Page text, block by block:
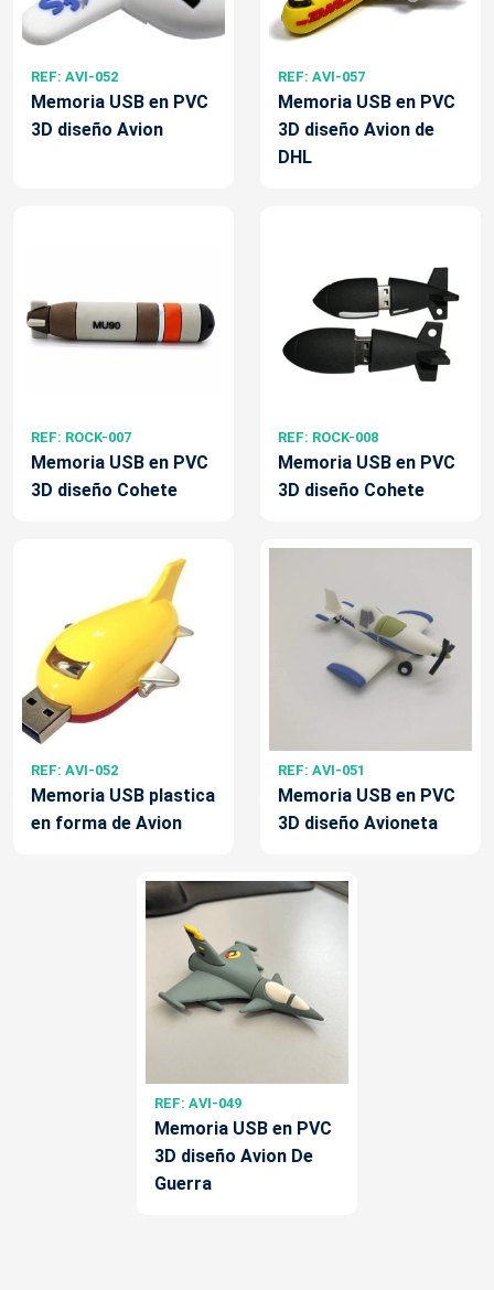
REF: AVI-052
Memoria USB en PVC
3D diseño Avion
REF: AVI-057
Memoria USB en PVC
3D diseño Avion de
DHL
REF: ROCK-007
Memoria USB en PVC
3D diseño Cohete
REF: ROCK-008
Memoria USB en PVC
3D diseño Cohete
REF: AVI-052
Memoria USB plastica
en forma de Avion
REF: AVI-051
Memoria USB en PVC
3D diseño Avioneta
REF: AVI-049
Memoria USB en PVC
3D diseño Avion De
Guerra